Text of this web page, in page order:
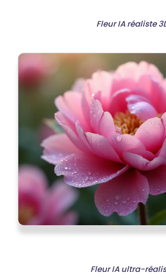
Fleur IA réaliste
Fleur IA ultra-